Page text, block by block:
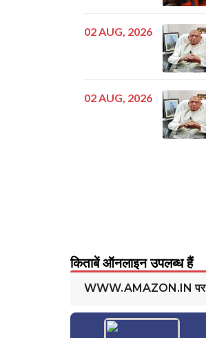
02 AUG, 2026
02 AUG, 2026
किताबें ऑनलाइन उपलब्ध हैं
WWW.AMAZON.IN पर